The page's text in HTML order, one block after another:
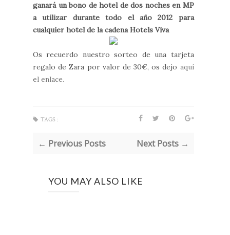
ganará un bono de hotel de dos noches en MP
a utilizar durante todo el año 2012 para
cualquier hotel de la cadena Hotels Viva
Os recuerdo nuestro sorteo de una tarjeta
regalo de Zara por valor de 30€, os dejo aquí
el enlace.
TAGS :
← Previous Posts Next Posts →
YOU MAY ALSO LIKE